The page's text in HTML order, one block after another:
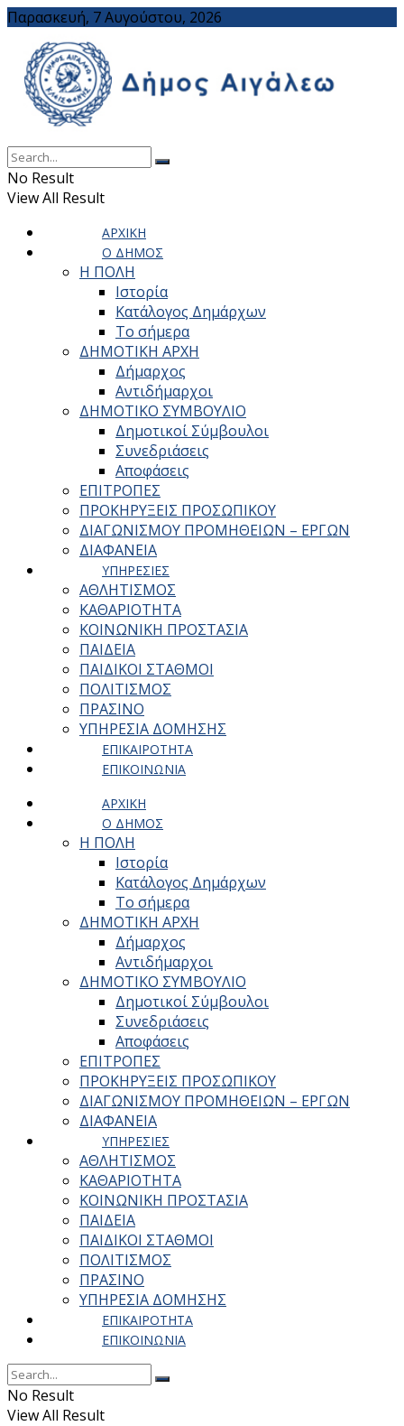
Παρασκευή, 7 Αυγούστου, 2026
No Result
View All Result
ΑΡΧΙΚΗ
Ο ΔΗΜΟΣ
Η ΠΟΛΗ
Ιστορία
Κατάλογος Δημάρχων
Το σήμερα
ΔΗΜΟΤΙΚΗ ΑΡΧΗ
Δήμαρχος
Αντιδήμαρχοι
ΔΗΜΟΤΙΚΟ ΣΥΜΒΟΥΛΙΟ
Δημοτικοί Σύμβουλοι
Συνεδριάσεις
Αποφάσεις
ΕΠΙΤΡΟΠΕΣ
ΠΡΟΚΗΡΥΞΕΙΣ ΠΡΟΣΩΠΙΚΟΥ
ΔΙΑΓΩΝΙΣΜΟΥ ΠΡΟΜΗΘΕΙΩΝ – ΕΡΓΩΝ
ΔΙΑΦΑΝΕΙΑ
ΥΠΗΡΕΣΙΕΣ
ΑΘΛΗΤΙΣΜΟΣ
ΚΑΘΑΡΙΟΤΗΤΑ
ΚΟΙΝΩΝΙΚΗ ΠΡΟΣΤΑΣΙΑ
ΠΑΙΔΕΙΑ
ΠΑΙΔΙΚΟΙ ΣΤΑΘΜΟΙ
ΠΟΛΙΤΙΣΜΟΣ
ΠΡΑΣΙΝΟ
ΥΠΗΡΕΣΙΑ ΔΟΜΗΣΗΣ
ΕΠΙΚΑΙΡΟΤΗΤΑ
ΕΠΙΚΟΙΝΩΝΙΑ
ΑΡΧΙΚΗ
Ο ΔΗΜΟΣ
Η ΠΟΛΗ
Ιστορία
Κατάλογος Δημάρχων
Το σήμερα
ΔΗΜΟΤΙΚΗ ΑΡΧΗ
Δήμαρχος
Αντιδήμαρχοι
ΔΗΜΟΤΙΚΟ ΣΥΜΒΟΥΛΙΟ
Δημοτικοί Σύμβουλοι
Συνεδριάσεις
Αποφάσεις
ΕΠΙΤΡΟΠΕΣ
ΠΡΟΚΗΡΥΞΕΙΣ ΠΡΟΣΩΠΙΚΟΥ
ΔΙΑΓΩΝΙΣΜΟΥ ΠΡΟΜΗΘΕΙΩΝ – ΕΡΓΩΝ
ΔΙΑΦΑΝΕΙΑ
ΥΠΗΡΕΣΙΕΣ
ΑΘΛΗΤΙΣΜΟΣ
ΚΑΘΑΡΙΟΤΗΤΑ
ΚΟΙΝΩΝΙΚΗ ΠΡΟΣΤΑΣΙΑ
ΠΑΙΔΕΙΑ
ΠΑΙΔΙΚΟΙ ΣΤΑΘΜΟΙ
ΠΟΛΙΤΙΣΜΟΣ
ΠΡΑΣΙΝΟ
ΥΠΗΡΕΣΙΑ ΔΟΜΗΣΗΣ
ΕΠΙΚΑΙΡΟΤΗΤΑ
ΕΠΙΚΟΙΝΩΝΙΑ
No Result
View All Result